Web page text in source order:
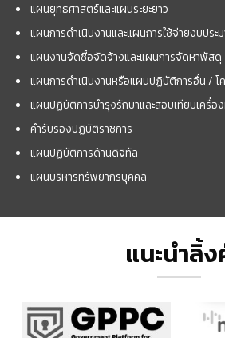
แผนยุทธศาสตร์และแผนระยะยาว
แผนการดำเนินงานและแผนการใช้จ่ายงบประ
แผนงานจัดซื้อจัดจ้างและแผนการจัดหาพัสดุ
แผนการดำเนินงานหรือแผนปฏิบัติการอื่น / โ
แผนปฏิบัติการบำรุงรักษาและสอบเทียบเครื่อ
คำรับรองปฏิบัติราชการ
แผนปฏิบัติการด้านดิจิทัล
แผนบริหารทรัพยากรบุคคล
แนะนำลิ้